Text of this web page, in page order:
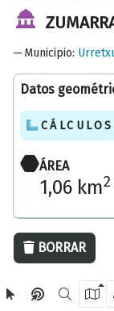
OpenStreetMap
Municipio:
Datos
CÁLCULOS
ÁREA
1,06 km2
BORRAR